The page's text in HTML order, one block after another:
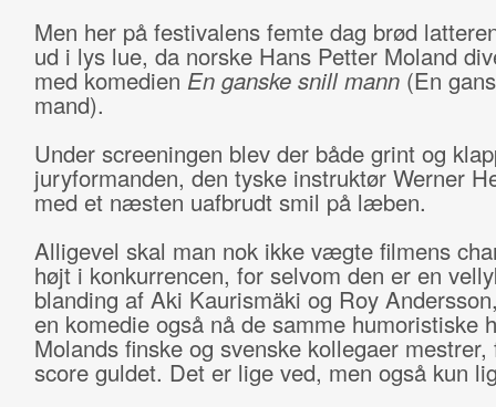
Men her på festivalens femte dag brød
ud i lys lue, da norske Hans Petter Moland
med komedien En ganske snill mann(En
mand).
Under screeningen blev der både grint og
juryformanden, den tyske instruktør Werner
med et næsten uafbrudt smil på læben.
Alligevel skal man nok ikke vægte filmens
højt i konkurrencen, for selvom den er en
blanding af Aki Kaurismäki og Roy
en komedie også nå de samme humoristiske
Molands finske og svenske kollegaer mestrer,
score guldet. Det er lige ved, men også kun